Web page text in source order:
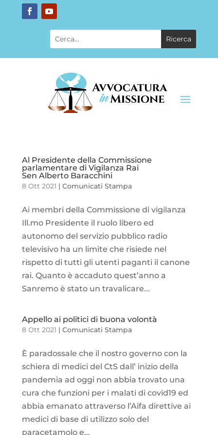
Al Presidente della Commissione
parlamentare di Vigilanza Rai
Sen Alberto Baracchini
8 Ott 2021 | Comunicati Stampa
Ai membri della Commissione di vigilanza
Ill.mo Presidente il ruolo libero ed
autonomo del servizio pubblico radio
televisivo ha un limite che risiede nel
rispetto di tutti gli utenti paganti il canone
rai. Quanto è accaduto quest’anno a
Sanremo è stato un travalicare...
Appello ai politici di buona volontà
8 Ott 2021 | Comunicati Stampa
È paradossale che il nostro governo con la
schiera di medici del CtS dall’ inizio della
pandemia ad oggi non abbia trovato una
cura che funzioni per i malati di covid19 ed
abbia emanato attraverso l’Aifa direttive ai
medici di base di utilizzo solo del
paracetamolo e...